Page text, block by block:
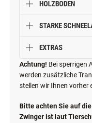
HOLZBODEN
STARKE
EXTRAS
Achtung! Bei sperrigen
werden zusätzliche
stellen wir Ihnen vorher
Bitte achten Sie auf
Zwinger ist laut